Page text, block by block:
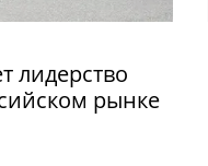
лидерство
рынке